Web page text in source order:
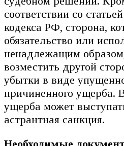
соответствии со
кодекса РФ, сторона,
обязательство или
ненадлежащим
возместить другой
убытки в виде
причиненного ущерба.
ущерба может
астрантная санкция.